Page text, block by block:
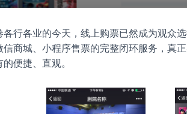
各行各业的今天，线上购票已然成为观众
信商城、小程序售票的完整闭环服务，真
便捷、直观。